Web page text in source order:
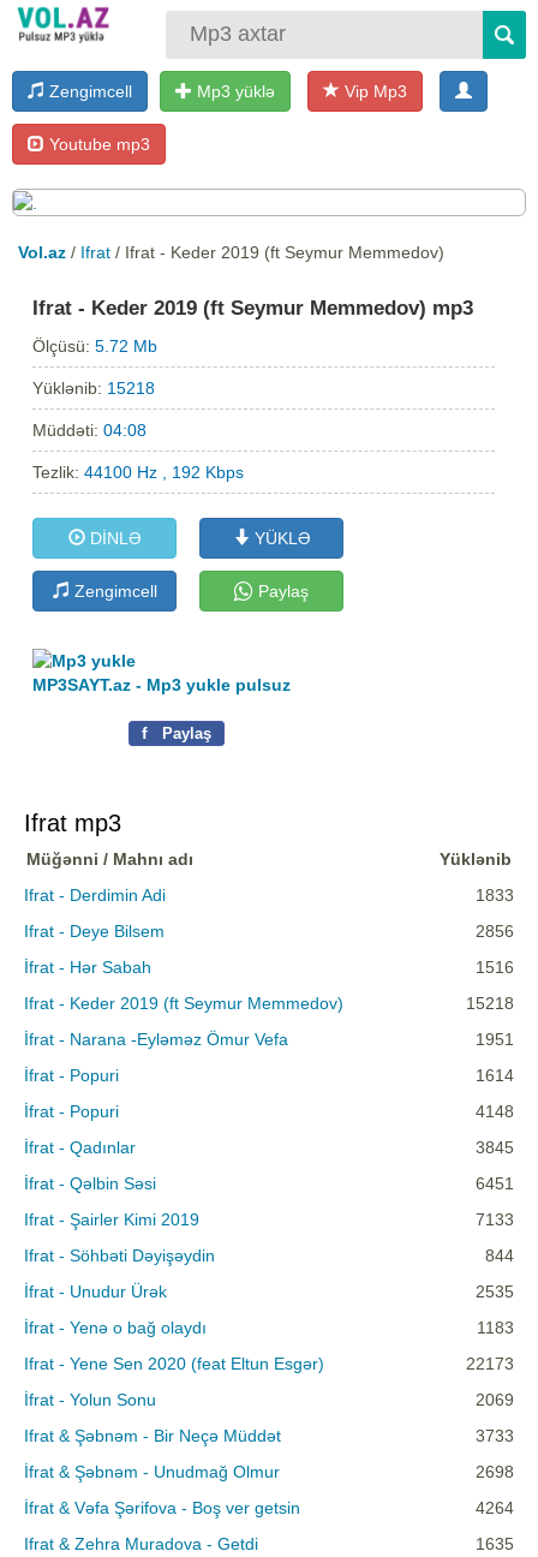
Zengimcell Mp3 yüklə Vip Mp3
Youtube mp3
Vol.az / Ifrat / Ifrat - Keder 2019 (ft Seymur Memmedov)
Ifrat - Keder 2019 (ft Seymur Memmedov) mp3
Ölçüsü:5.72 Mb
Yüklənib: 15218
Müddəti:04:08
Tezlik:44100 Hz , 192 Kbps
DİNLƏ YÜKLƏ
Zengimcell Paylaş
MP3SAYT.az - Mp3 yukle pulsuz
f Paylaş
Ifrat mp3
Müğənni / Mahnı adı
Yüklənib
Ifrat - Derdimin Adi
1833
Ifrat - Deye Bilsem
2856
İfrat - Hər Sabah
1516
Ifrat - Keder 2019 (ft Seymur Memmedov)
15218
İfrat - Narana -Eyləməz Ömur Vefa
1951
İfrat - Popuri
1614
İfrat - Popuri
4148
İfrat - Qadınlar
3845
İfrat - Qəlbin Səsi
6451
Ifrat - Şairler Kimi 2019
7133
Ifrat - Söhbəti Dəyişəydin
844
İfrat - Unudur Ürək
2535
İfrat - Yenə o bağ olaydı
1183
Ifrat - Yene Sen 2020 (feat Eltun Esgər)
22173
İfrat - Yolun Sonu
2069
Ifrat & Şəbnəm - Bir Neçə Müddət
3733
İfrat & Şəbnəm - Unudmağ Olmur
2698
İfrat & Vəfa Şərifova - Boş ver getsin
4264
Ifrat & Zehra Muradova - Getdi
1635